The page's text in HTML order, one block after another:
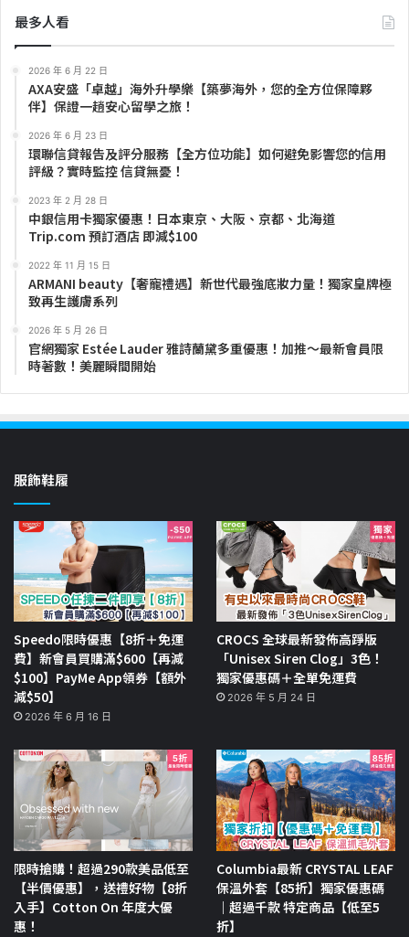
最多人看
2026 年 6 月 22 日
AXA安盛「卓越」海外升學樂【築夢海外，您的全方位保障夥
伴】保證一趟安心留學之旅！
2026 年 6 月 23 日
環聯信貸報告及評分服務【全方位功能】如何避免影響您的信用
評級？實時監控 信貸無憂！
2023 年 2 月 28 日
中銀信用卡獨家優惠！日本東京、大阪、京都、北海道
Trip.com 預訂酒店 即減$100
2022 年 11 月 15 日
ARMANI beauty【奢寵禮遇】新世代最強底妝力量！獨家皇牌極
致再生護膚系列
2026 年 5 月 26 日
官網獨家 Estée Lauder 雅詩蘭黛多重優惠！加推～最新會員限
時著數！美麗瞬間開始
服飾鞋履
Speedo限時優惠【8折＋免運
費】新會員買購滿$600【再減
$100】PayMe App領券【額外
減$50】
2026 年 6 月 16 日
CROCS 全球最新發佈高踭版
「Unisex Siren Clog」3色！
獨家優惠碼＋全單免運費
2026 年 5 月 24 日
限時搶購！超過290款美品低至
【半價優惠】，送禮好物【8折
入手】Cotton On 年度大優
惠！
Columbia最新 CRYSTAL LEAF
保溫外套【85折】獨家優惠碼
｜超過千款 特定商品【低至5
折】